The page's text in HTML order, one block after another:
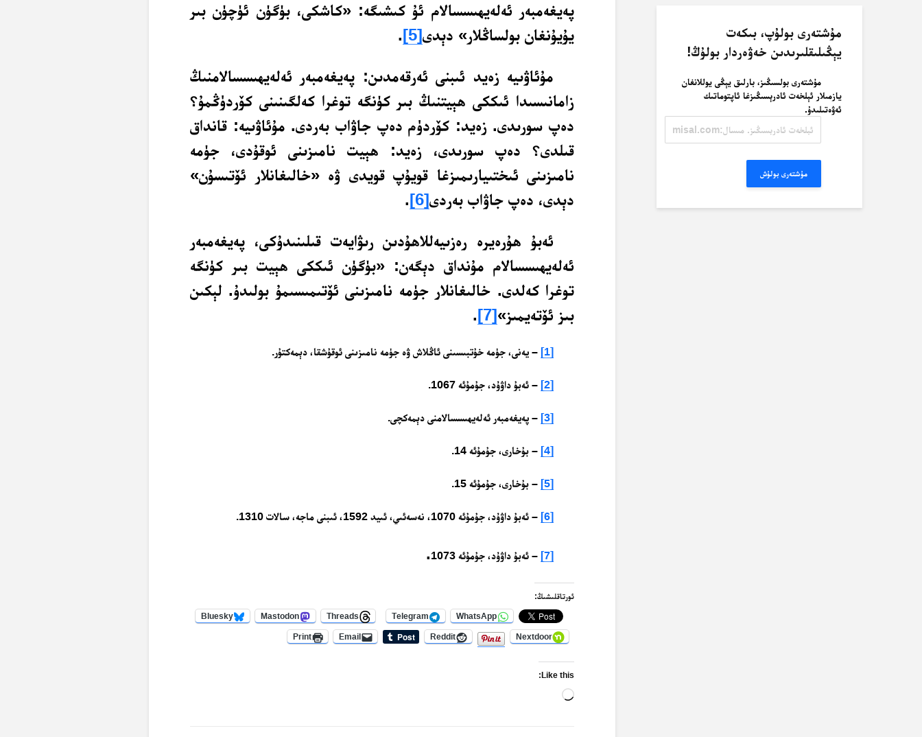
پەيغەمبەر ئەلەيھىسسالام ئۇ كىشىگە: «كاشكى، بۈگۈن ئۈچۈن بىر
يۇيۇنغان بولساڭلار» دېدى[5]
.
مۇئاۋىيە زەيد ئىبنى ئەرقەمدىن: پەيغەمبەر ئەلەيھىسسالامنىڭ
زامانىسىدا ئىككى ھېيتنىڭ بىر كۈنگە توغرا كەلگىنىنى كۆردۈڭمۇ؟
دەپ سورىدى. زەيد: كۆردۈم دەپ جاۋاب بەردى. مۇئاۋىيە: قانداق
قىلدى؟ دەپ سورىدى، زەيد: ھېيت نامىزىنى ئوقۇدى، جۈمە
نامىزىنى ئىختىيارىمىزغا قويۇپ قويدى ۋە «خالىغانلار ئۆتىسۇن»
دېدى، دەپ جاۋاب بەردى[6]
.
ئەبۇ ھۇرەيرە رەزىيەللاھۇدىن رىۋايەت قىلىنىدۇكى، پەيغەمبەر
ئەلەيھىسسالام مۇنداق دېگەن: «بۈگۈن ئىككى ھېيت بىر كۈنگە
توغرا كەلدى. خالىغانلار جۈمە نامىزىنى ئۆتىمىسىمۇ بولىدۇ. لېكىن
بىز ئۆتەيمىز»[7]
.
[1] – يەنى، جۈمە خۇتبىسىنى ئاڭلاش ۋە جۈمە نامىزىنى ئوقۇشقا، دېمەكتۇر.
[2] – ئەبۇ داۋۇد، جۇمۇئە 1067.
[3] – پەيغەمبەر ئەلەيھىسسالامنى دېمەكچى.
[4] – بۇخارى، جۇمۇئە 14.
[5] – بۇخارى، جۇمۇئە 15.
[6] – ئەبۇ داۋۇد، جۇمۇئە 1070، نەسەئىي، ئىيد 1592، ئىبنى ماجە، سالات 1310.
[7] – ئەبۇ داۋۇد، جۇمۇئە 1073 .
ئورتاقلىشىڭ:
WhatsApp
Telegram
Threads
Mastodon
Bluesky
Nextdoor
Reddit
Email
Print
Like this:
Loading…
مۇشتەرى بولۇپ، بىكەت
يېڭىلىقلىرىدىن خەۋەردار بولۇڭ!
مۇشتەرى بولسىڭىز، بارلىق يېڭى يوللانغان
يازمىلار ئېلخەت ئادرېسىڭىزغا ئاپتوماتىك
ئەۋەتىلىدۇ.
ئادرېسىڭىز.
مۇشتەرى بولۇش